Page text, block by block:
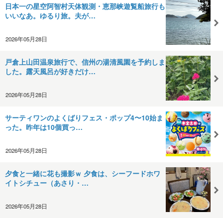
日本一の星空阿智村天体観測・恵那峡遊覧船旅行も
いいなあ。ゆるり旅。夫が…
2026年05月28日
戸倉上山田温泉旅行で、信州の湯清風園を予約しま
した。露天風呂が好きだけ…
2026年05月28日
サーティワンのよくばりフェス・ポップ4〜10始ま
った。昨年は10個買っ…
2026年05月28日
夕食と一緒に花も撮影ｗ 夕食は、シーフードホワ
イトシチュー（あさり・…
2026年05月28日